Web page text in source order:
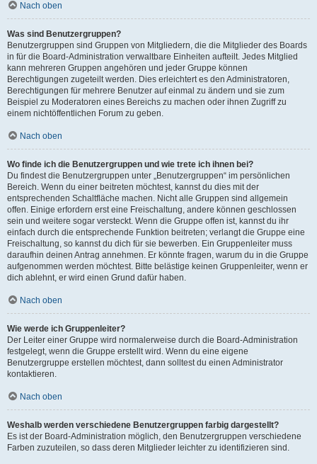
Nach oben
Was sind Benutzergruppen?
Benutzergruppen sind Gruppen von Mitgliedern, die die Mitglieder des Boards
in für die Board-Administration verwaltbare Einheiten aufteilt. Jedes Mitglied
kann mehreren Gruppen angehören und jeder Gruppe können
Berechtigungen zugeteilt werden. Dies erleichtert es den Administratoren,
Berechtigungen für mehrere Benutzer auf einmal zu ändern und sie zum
Beispiel zu Moderatoren eines Bereichs zu machen oder ihnen Zugriff zu
einem nichtöffentlichen Forum zu geben.
Nach oben
Wo finde ich die Benutzergruppen und wie trete ich ihnen bei?
Du findest die Benutzergruppen unter „Benutzergruppen“ im persönlichen
Bereich. Wenn du einer beitreten möchtest, kannst du dies mit der
entsprechenden Schaltfläche machen. Nicht alle Gruppen sind allgemein
offen. Einige erfordern erst eine Freischaltung, andere können geschlossen
sein und weitere sogar versteckt. Wenn die Gruppe offen ist, kannst du ihr
einfach durch die entsprechende Funktion beitreten; verlangt die Gruppe eine
Freischaltung, so kannst du dich für sie bewerben. Ein Gruppenleiter muss
daraufhin deinen Antrag annehmen. Er könnte fragen, warum du in die Gruppe
aufgenommen werden möchtest. Bitte belästige keinen Gruppenleiter, wenn er
dich ablehnt, er wird einen Grund dafür haben.
Nach oben
Wie werde ich Gruppenleiter?
Der Leiter einer Gruppe wird normalerweise durch die Board-Administration
festgelegt, wenn die Gruppe erstellt wird. Wenn du eine eigene
Benutzergruppe erstellen möchtest, dann solltest du einen Administrator
kontaktieren.
Nach oben
Weshalb werden verschiedene Benutzergruppen farbig dargestellt?
Es ist der Board-Administration möglich, den Benutzergruppen verschiedene
Farben zuzuteilen, so dass deren Mitglieder leichter zu identifizieren sind.